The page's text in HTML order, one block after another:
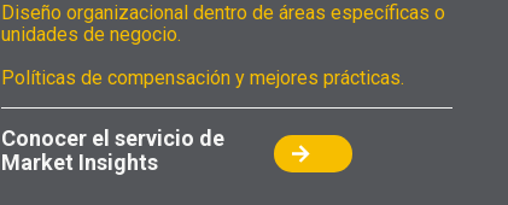
Diseño organizacional dentro de áreas específicas o
unidades de negocio.
Políticas de compensación y mejores prácticas.
Conocer el servicio de
Market Insights